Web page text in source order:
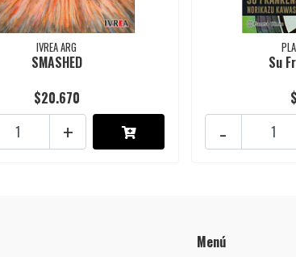
IVREA ARG
SMASHED
$20.670
+
Su
-
Menú